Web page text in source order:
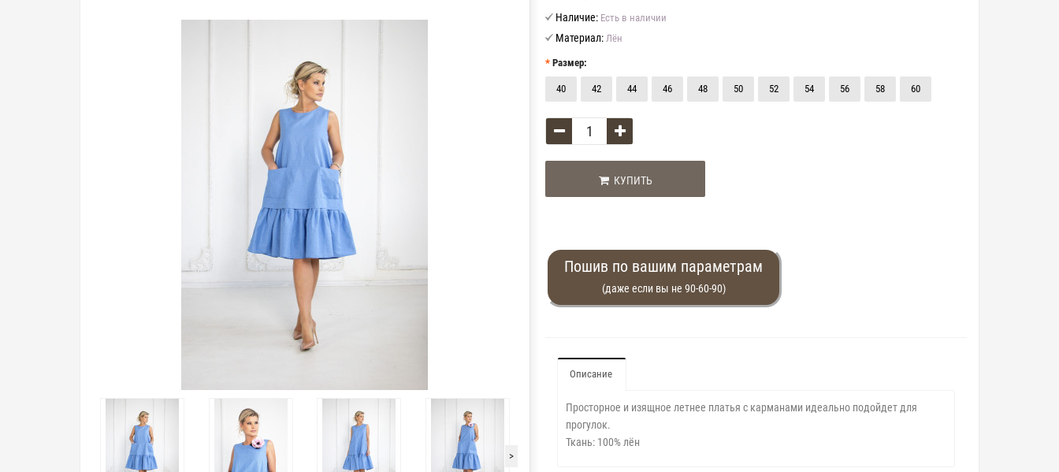
>
Наличие: Есть в наличии
Материал: Лён
Размер:
40 42 44 46 48 50 52 54 56 58 60
КУПИТЬ
Пошив по вашим параметрам
(даже если вы не 90-60-90)
Описание
Просторное и изящное летнее платья с карманами идеально подойдет для
прогулок.
Ткань: 100% лён